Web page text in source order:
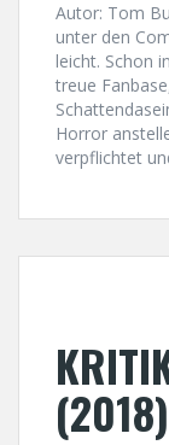
Autor: Tom
unter den
leicht. Schon
treue
Horror
verpflichtet
(2018)